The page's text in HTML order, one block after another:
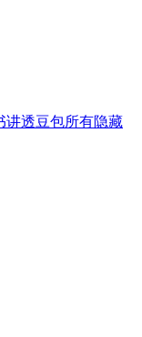
讲透豆包所有隐藏